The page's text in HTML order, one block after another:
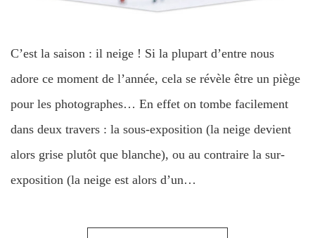
C’est la saison : il neige ! Si la plupart d’entre nous
adore ce moment de l’année, cela se révèle être un piège
pour les photographes… En effet on tombe facilement
dans deux travers : la sous-exposition (la neige devient
alors grise plutôt que blanche), ou au contraire la sur-
exposition (la neige est alors d’un…